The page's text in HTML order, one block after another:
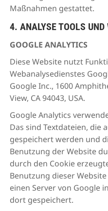
Maßnahmen gestattet.
4. ANALYSE TOOLS UND
GOOGLE ANALYTICS
Diese Website nutzt
Webanalysedienstes
Google Inc., 1600
View, CA 94043, USA.
Google Analytics
Das sind Textdateien, die
gespeichert werden und
Benutzung der Website
durch den Cookie
Benutzung dieser
einen Server von Google
dort gespeichert.